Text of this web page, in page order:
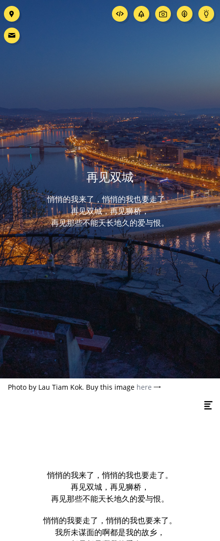
再见双城
悄悄的我来了，悄悄的我也要走了。
再见双城，再见狮桥，
再见那些不能天长地久的爱与恨。
Photo by Lau Tiam Kok. Buy this image here
悄悄的我来了，悄悄的我也要走了。
再见双城，再见狮桥，
再见那些不能天长地久的爱与恨。
悄悄的我要走了，悄悄的我也要来了。
我所未谋面的啊都是我的故乡，